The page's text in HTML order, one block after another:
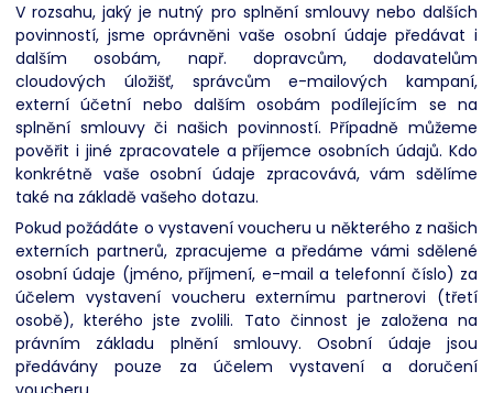
V rozsahu, jaký je nutný pro splnění smlouvy nebo dalších
povinností, jsme oprávněni vaše osobní údaje předávat i
dalším osobám, např. dopravcům, dodavatelům
cloudových úložišť, správcům e-mailových kampaní,
externí účetní nebo dalším osobám podílejícím se na
splnění smlouvy či našich povinností. Případně můžeme
pověřit i jiné zpracovatele a příjemce osobních údajů. Kdo
konkrétně vaše osobní údaje zpracovává, vám sdělíme
také na základě vašeho dotazu.
Pokud požádáte o vystavení voucheru u některého z našich
externích partnerů, zpracujeme a předáme vámi sdělené
osobní údaje (jméno, příjmení, e-mail a telefonní číslo) za
účelem vystavení voucheru externímu partnerovi (třetí
osobě), kterého jste zvolili. Tato činnost je založena na
právním základu plnění smlouvy. Osobní údaje jsou
předávány pouze za účelem vystavení a doručení